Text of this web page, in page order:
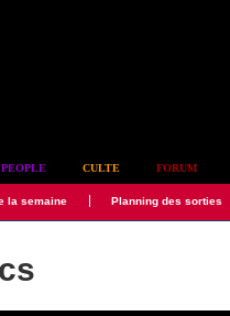
PEOPLE CULTE FORUM
la semaine Planning des sorties